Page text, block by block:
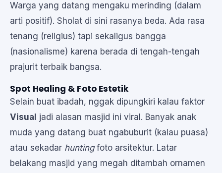
Warga yang datang mengaku merinding (dalam
arti positif). Sholat di sini rasanya beda. Ada rasa
tenang (religius) tapi sekaligus bangga
(nasionalisme) karena berada di tengah-tengah
prajurit terbaik bangsa.
Spot Healing & Foto Estetik
Selain buat ibadah, nggak dipungkiri kalau faktor
Visual jadi alasan masjid ini viral. Banyak anak
muda yang datang buat ngabuburit (kalau puasa)
atau sekadar huntingfoto arsitektur. Latar
belakang masjid yang megah ditambah ornamen